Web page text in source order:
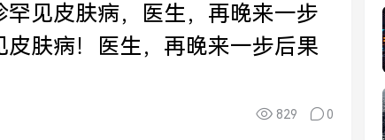
见皮肤病，医生，再晚来一步
肤病！医生，再晚来一步后果
829 0